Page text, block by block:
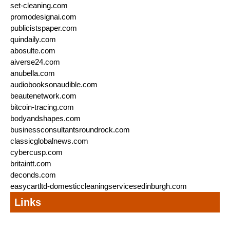
set-cleaning.com
promodesignai.com
publicistspaper.com
quindaily.com
abosulte.com
aiverse24.com
anubella.com
audiobooksonaudible.com
beautenetwork.com
bitcoin-tracing.com
bodyandshapes.com
businessconsultantsroundrock.com
classicglobalnews.com
cybercusp.com
britaintt.com
deconds.com
easycartltd-domesticcleaningservicesedinburgh.com
Links